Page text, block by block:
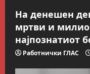
На денешен
мртви и
најпознатиот
Работнички ГЛАС
2